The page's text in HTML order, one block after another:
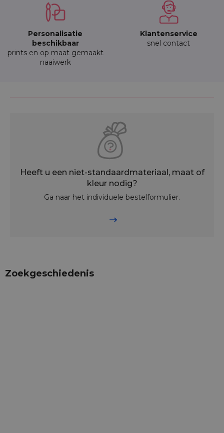
Personalisatie
beschikbaar
prints en op maat gemaakt
naaiwerk
Klantenservice
snel contact
Heeft u een niet-standaardmateriaal, maat of
kleur nodig?
Ga naar het individuele bestelformulier.
Zoekgeschiedenis